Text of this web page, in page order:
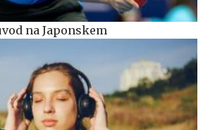
na Japonskem